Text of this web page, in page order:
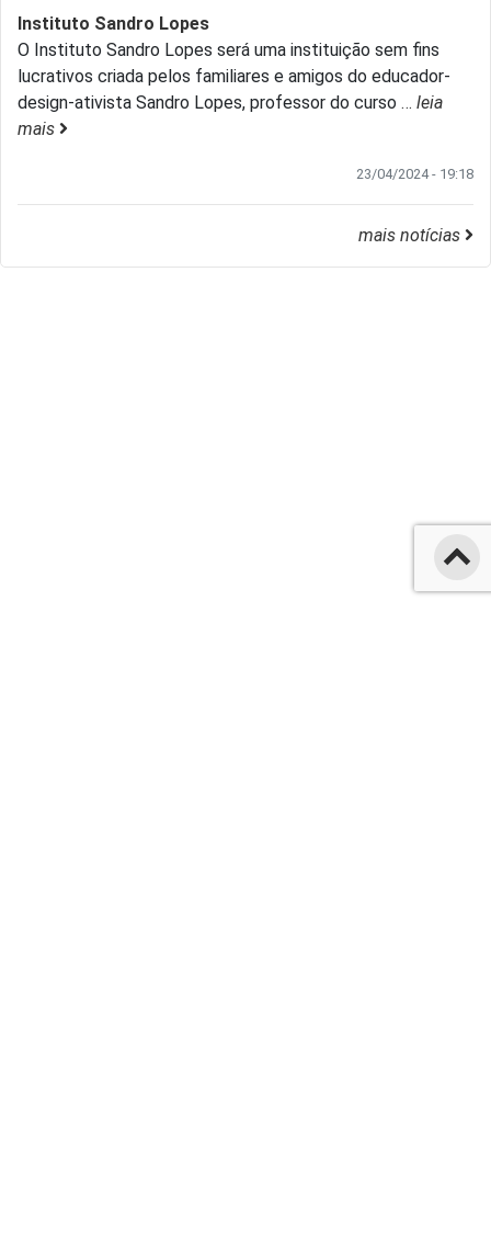
Instituto Sandro Lopes
O Instituto Sandro Lopes será uma instituição sem fins
lucrativos criada pelos familiares e amigos do educador-
design-ativista Sandro Lopes, professor do curso … leia
mais
23/04/2024 - 19:18
mais notícias